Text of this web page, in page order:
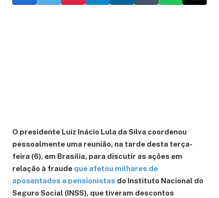
O presidente Luiz Inácio Lula da Silva coordenou
pessoalmente uma reunião, na tarde desta terça-
feira (6), em Brasília, para discutir as ações em
relação à fraude que afetou milhares de
aposentados e pensionistas do Instituto Nacional do
Seguro Social (INSS), que tiveram descontos